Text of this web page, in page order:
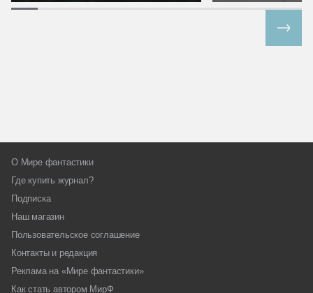
О Мире фантастики
Где купить журнал?
Подписка
Наш магазин
Пользовательское соглашение
Контакты и редакция
Реклама на «Мире фантастики»
Как стать автором МирФ